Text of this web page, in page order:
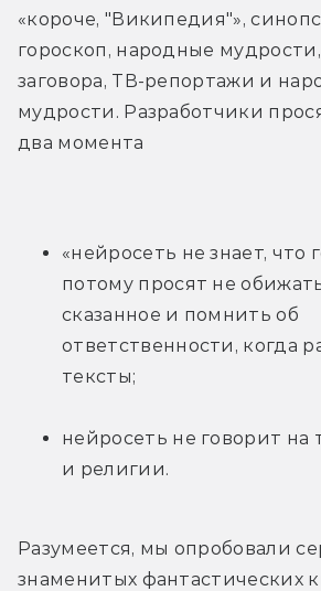
«короче, "Википедия"»,
гороскоп, народные
заговора, ТВ-репортажи и
мудрости. Разработчики
два момента
«нейросеть не знает, что
потому просят не
сказанное и помнить об
ответственности, когда
тексты;
нейросеть не говорит на
и религии.
Разумеется, мы опробовали
знаменитых фантастических